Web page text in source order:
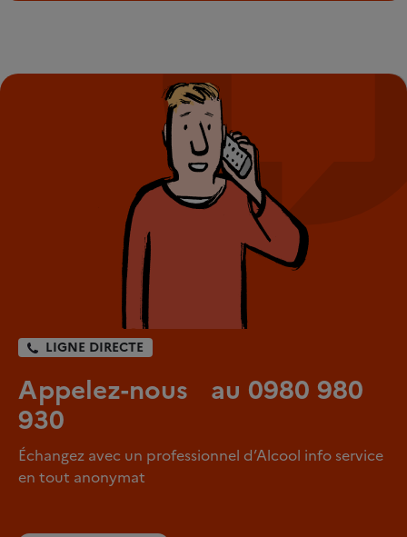
LIGNE DIRECTE
Appelez-nous au 0980 980
930
Échangez avec un professionnel d’Alcool info service
en tout anonymat